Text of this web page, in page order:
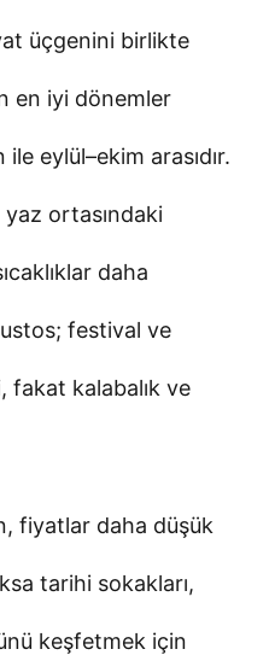
üçgenini birlikte
en iyi dönemler
eylül–ekim arasıdır.
yaz ortasındaki
daha
festival ve
fakat kalabalık ve
fiyatlar daha düşük
tarihi sokakları,
keşfetmek için